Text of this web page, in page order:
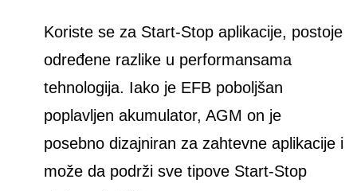
Koriste se za Start-Stop aplikacije, postoje
određene razlike u performansama
tehnologija. Iako je EFB poboljšan
poplavljen akumulator, AGM on je
posebno dizajniran za zahtevne aplikacije i
može da podrži sve tipove Start-Stop